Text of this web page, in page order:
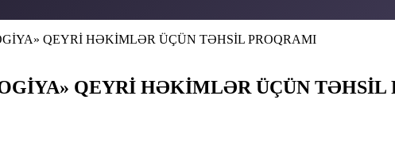
QEYRİ HƏKİMLƏR ÜÇÜN TƏHSİL PROQRAMI
QEYRİ HƏKİMLƏR ÜÇÜN TƏHSİL